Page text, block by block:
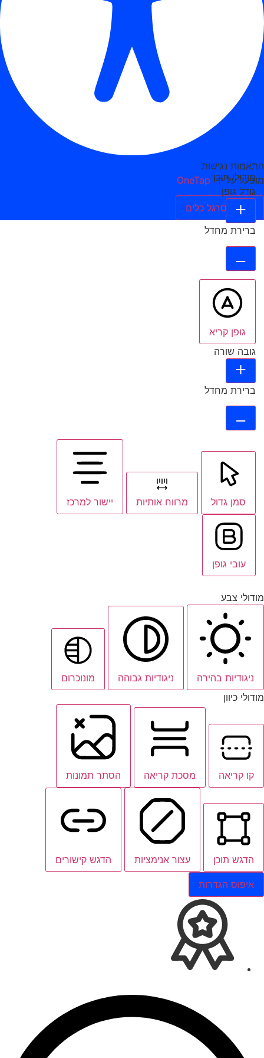
התאמות נגישות
מופעל על ידי OneTap
הסתר סרגל כלים
מודולי תוכן
גודל גופן
ברירת מחדל
גופן קריא
גובה שורה
ברירת מחדל
סמן גדול מרווח אותיות יישור למרכז
עובי גופן
מודולי צבע
ניגודיות בהירה ניגודיות גבוהה
מונוכרום
מודולי כיוון
קו קריאה מסכת קריאה הסתר תמונות
הדגש תוכן עצור אנימציות הדגש קישורים
איפוס הגדרות